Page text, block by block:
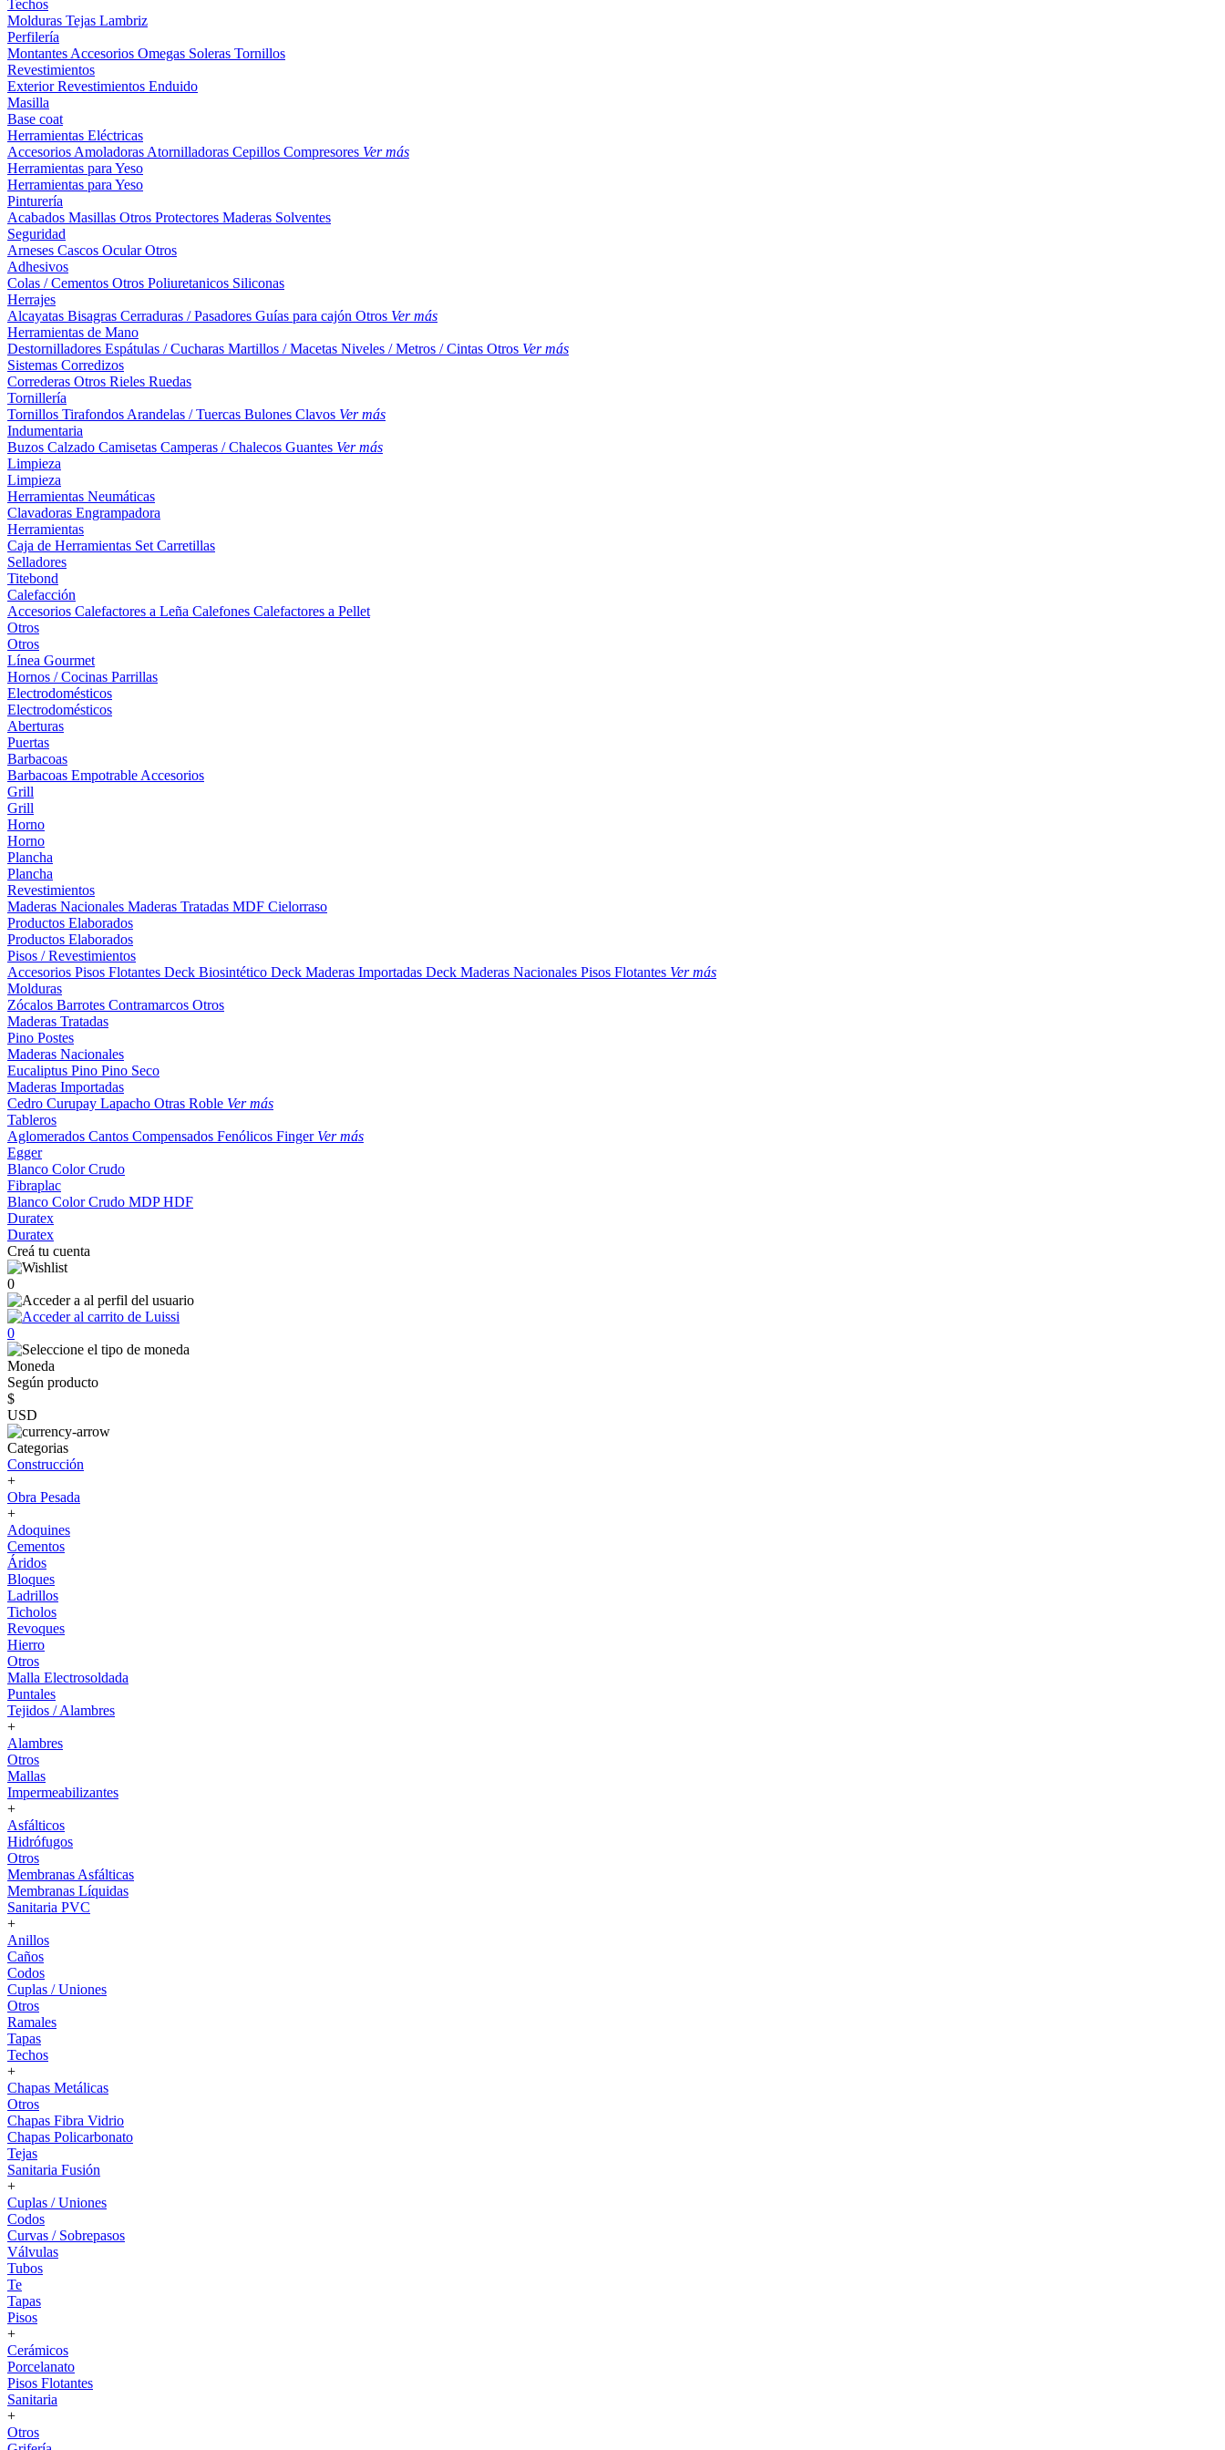
Techos
Molduras Tejas Lambriz
Perfilería
Montantes Accesorios Omegas Soleras Tornillos
Revestimientos
ExteriorRevestimientos Enduido
Masilla
Base coat
Herramientas Eléctricas
Accesorios Amoladoras Atornilladoras Cepillos Compresores Ver más
Herramientas para Yeso
Herramientas para Yeso
Pinturería
Acabados Masillas Otros Protectores Maderas Solventes
Seguridad
Arneses Cascos OcularOtros
Adhesivos
Colas / Cementos Otros Poliuretanicos Siliconas
Herrajes
Alcayatas Bisagras Cerraduras / Pasadores Guías para cajón Otros Ver más
Herramientas de Mano
Destornilladores Espátulas / Cucharas Martillos / Macetas Niveles / Metros / Cintas Otros Ver más
Sistemas Corredizos
Correderas Otros Rieles Ruedas
Tornillería
Tornillos Tirafondos Arandelas / Tuercas Bulones Clavos Ver más
Indumentaria
Buzos Calzado Camisetas Camperas / Chalecos Guantes Ver más
Limpieza
Limpieza
Herramientas Neumáticas
Clavadoras Engrampadora
Herramientas
Caja de Herramientas Set Carretillas
Selladores
Titebond
Calefacción
Accesorios Calefactores a Leña Calefones Calefactores a Pellet
Otros
Otros
Línea Gourmet
Hornos / Cocinas Parrillas
Electrodomésticos
Electrodomésticos
Aberturas
Puertas
Barbacoas
Barbacoas Empotrable Accesorios
Grill
Grill
Horno
Horno
Plancha
Plancha
Revestimientos
Maderas Nacionales Maderas Tratadas MDF Cielorraso
Productos Elaborados
Productos Elaborados
Pisos / Revestimientos
Accesorios Pisos Flotantes Deck Biosintético Deck Maderas Importadas Deck Maderas Nacionales Pisos Flotantes Ver más
Molduras
Zócalos Barrotes Contramarcos Otros
Maderas Tratadas
Pino Postes
Maderas Nacionales
Eucaliptus Pino Pino Seco
Maderas Importadas
Cedro Curupay Lapacho Otras Roble Ver más
Tableros
Aglomerados Cantos Compensados Fenólicos Finger Ver más
Egger
Blanco ColorCrudo
Fibraplac
Blanco ColorCrudo MDPHDF
Duratex
Duratex
Creá tu cuenta
0
0
Moneda
Según producto
$
USD
Categorias
Construcción
+
Obra Pesada
+
Adoquines
Cementos
Áridos
Bloques
Ladrillos
Ticholos
Revoques
Hierro
Otros
Malla Electrosoldada
Puntales
Tejidos / Alambres
+
Alambres
Otros
Mallas
Impermeabilizantes
+
Asfálticos
Hidrófugos
Otros
Membranas Asfálticas
Membranas Líquidas
Sanitaria PVC
+
Anillos
Caños
Codos
Cuplas / Uniones
Otros
Ramales
Tapas
Techos
+
Chapas Metálicas
Otros
Chapas Fibra Vidrio
Chapas Policarbonato
Tejas
Sanitaria Fusión
+
Cuplas / Uniones
Codos
Curvas / Sobrepasos
Válvulas
Tubos
Te
Tapas
Pisos
+
Cerámicos
Porcelanato
Pisos Flotantes
Sanitaria
+
Otros